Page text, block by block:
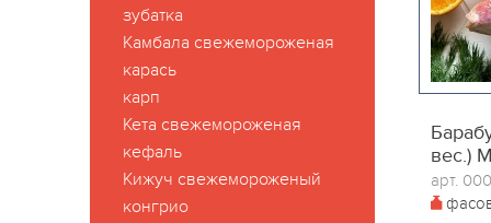
зубатка
Камбала свежемороженая
карась
карп
Кета свежемороженая
кефаль
Кижуч свежемороженый
конгрио
вес.)
арт.